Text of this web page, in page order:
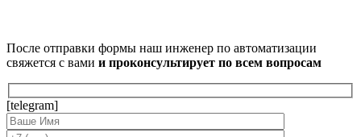
После отправки формы наш инженер по автоматизации
свяжется с вами и проконсультирует по всем вопросам
[telegram]